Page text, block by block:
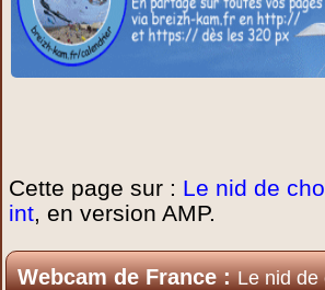
Cette page sur : Le nid de
int, en version AMP.
Webcam de France :Le nid de